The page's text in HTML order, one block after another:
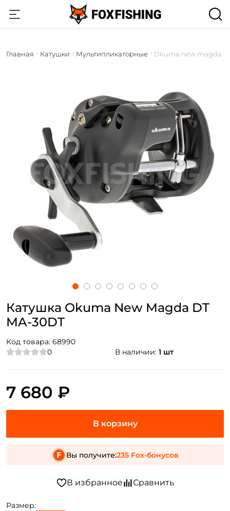
Главная Катушки Мультипликаторные Okuma new magda dt
Катушка Okuma New Magda DT
MA-30DT
Код товара: 68990
0
В наличии: 1 шт
Размер:
7 680 ₽
Вы получите:235 Fox-бонусов